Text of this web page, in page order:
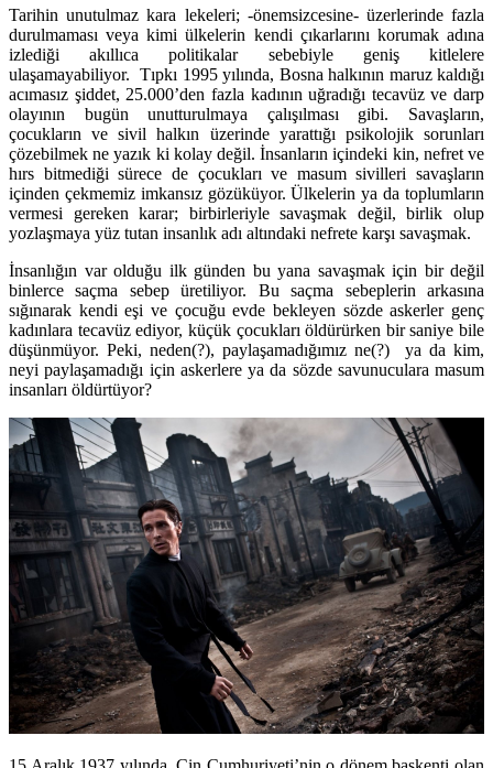
Tarihin unutulmaz kara lekeleri; -önemsizcesine- üzerlerinde fazla
durulmaması veya kimi ülkelerin kendi çıkarlarını korumak adına
izlediği akıllıca politikalar sebebiyle geniş kitlelere
ulaşamayabiliyor. Tıpkı 1995 yılında, Bosna halkının maruz kaldığı
acımasız şiddet, 25.000’den fazla kadının uğradığı tecavüz ve darp
olayının bugün unutturulmaya çalışılması gibi. Savaşların,
çocukların ve sivil halkın üzerinde yarattığı psikolojik sorunları
çözebilmek ne yazık ki kolay değil. İnsanların içindeki kin, nefret ve
hırs bitmediği sürece de çocukları ve masum sivilleri savaşların
içinden çekmemiz imkansız gözüküyor. Ülkelerin ya da toplumların
vermesi gereken karar; birbirleriyle savaşmak değil, birlik olup
yozlaşmaya yüz tutan insanlık adı altındaki nefrete karşı savaşmak.
İnsanlığın var olduğu ilk günden bu yana savaşmak için bir değil
binlerce saçma sebep üretiliyor. Bu saçma sebeplerin arkasına
sığınarak kendi eşi ve çocuğu evde bekleyen sözde askerler genç
kadınlara tecavüz ediyor, küçük çocukları öldürürken bir saniye bile
düşünmüyor. Peki, neden(?), paylaşamadığımız ne(?) ya da kim,
neyi paylaşamadığı için askerlere ya da sözde savunuculara masum
insanları öldürtüyor?